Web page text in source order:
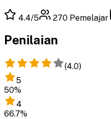
4.4/5 270 Pemelajar
Penilaian
(4.0)
5
50%
4
66.7%